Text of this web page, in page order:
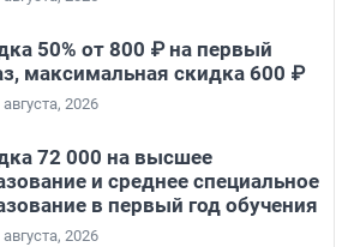
50% от 800 ₽ на первый
максимальная скидка 600 ₽
2026
72 000 на высшее
и среднее специальное
в первый год обучения
2026